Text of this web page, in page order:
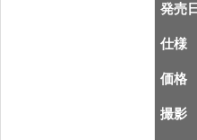
発売日
仕様
価格
撮影